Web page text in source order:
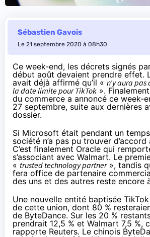
Sébastien Gavois
Le 21 septembre 2020 à 08h30
Ce week-end, les décrets signés
début août devaient prendre effet.
avait déjà affirmé qu’il « n’y aura
la date limite pour TikTok ».
du commerce a annoncé ce week-
27 septembre, suite aux dernières
dossier.
Si Microsoft était pendant un
société n’a pas pu trouver d’accord
C’est finalement Oracle qui
s’associant avec Walmart. Le
« trusted technology partner», tandis
fera office de partenaire
des uns et des autres reste encore
Une nouvelle entité baptisée
de cette union, dont 80 %
de ByteDance. Sur les 20 %
prendrait 12,5 % et Walmart 7,5 %,
rapporte Reuters. Le chinois